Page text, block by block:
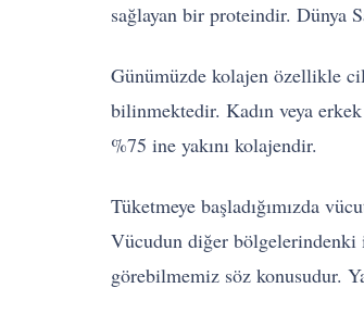
sağlayan bir proteindir. Dünya
Günümüzde kolajen özellikle
bilinmektedir. Kadın veya
%75 ine yakını kolajendir.
Tüketmeye başladığımızda
Vücudun diğer bölgelerindenki
görebilmemiz söz konusudur.